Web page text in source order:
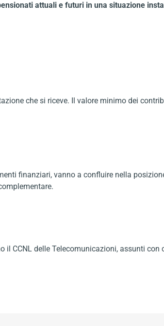
attuali e futuri in una situazione
che si riceve. Il valore minimo dei
finanziari, vanno a confluire nella
il CCNL delle Telecomunicazioni, assunti